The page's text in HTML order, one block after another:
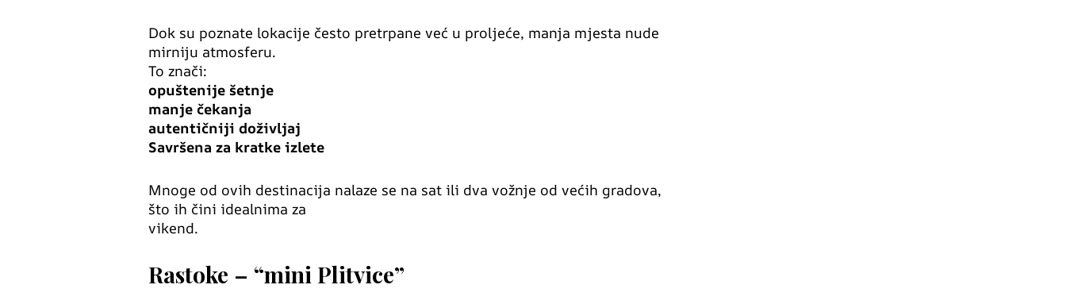
Dok su poznate lokacije često pretrpane već u proljeće, manja mjesta nude
mirniju atmosferu.
To znači:
opuštenije šetnje
manje čekanja
autentičniji doživljaj
Savršena za kratke izlete
Mnoge od ovih destinacija nalaze se na sat ili dva vožnje od većih gradova,
što ih čini idealnima za
vikend.
Rastoke – “mini Plitvice”